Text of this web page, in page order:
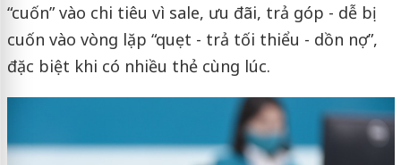
“cuốn” vào chi tiêu vì sale, ưu đãi, trả góp - dễ bị
cuốn vào vòng lặp “quẹt - trả tối thiểu - dồn nợ”,
đặc biệt khi có nhiều thẻ cùng lúc.